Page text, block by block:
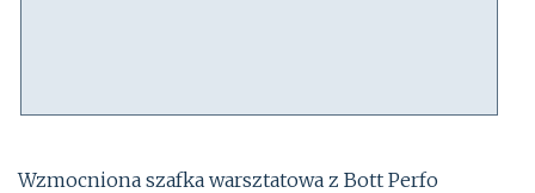
Wzmocniona szafka warsztatowa z Bott Perfo